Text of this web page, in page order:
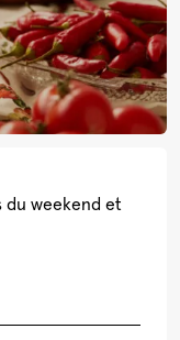
du weekend et